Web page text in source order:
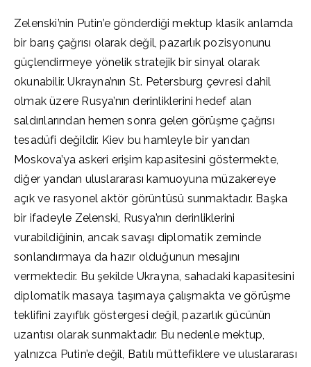
Zelenski’nin Putin’e gönderdiği mektup klasik anlamda
bir barış çağrısı olarak değil, pazarlık pozisyonunu
güçlendirmeye yönelik stratejik bir sinyal olarak
okunabilir. Ukrayna’nın St. Petersburg çevresi dahil
olmak üzere Rusya’nın derinliklerini hedef alan
saldırılarından hemen sonra gelen görüşme çağrısı
tesadüfi değildir. Kiev bu hamleyle bir yandan
Moskova’ya askeri erişim kapasitesini göstermekte,
diğer yandan uluslararası kamuoyuna müzakereye
açık ve rasyonel aktör görüntüsü sunmaktadır. Başka
bir ifadeyle Zelenski, Rusya’nın derinliklerini
vurabildiğinin, ancak savaşı diplomatik zeminde
sonlandırmaya da hazır olduğunun mesajını
vermektedir. Bu şekilde Ukrayna, sahadaki kapasitesini
diplomatik masaya taşımaya çalışmakta ve görüşme
teklifini zayıflık göstergesi değil, pazarlık gücünün
uzantısı olarak sunmaktadır. Bu nedenle mektup,
yalnızca Putin’e değil, Batılı müttefiklere ve uluslararası